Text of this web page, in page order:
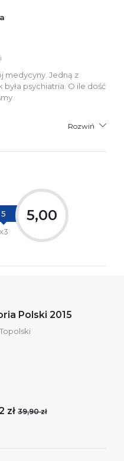
medycyny. Jedną z
psychiatria. O ile dość
Rozwiń
5
x3
5,00
Polski 2015
zł 39,90 zł